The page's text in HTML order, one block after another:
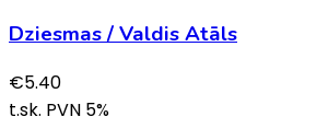
Dziesmas / Valdis Atāls
€5.40
t.sk. PVN 5%